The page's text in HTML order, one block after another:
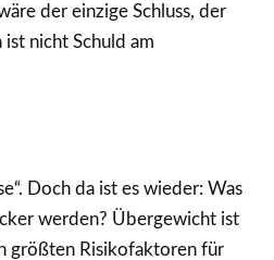
der einzige Schluss, der
ist nicht Schuld am
Doch da ist es wieder: Was
werden? Übergewicht ist
größten Risikofaktoren für